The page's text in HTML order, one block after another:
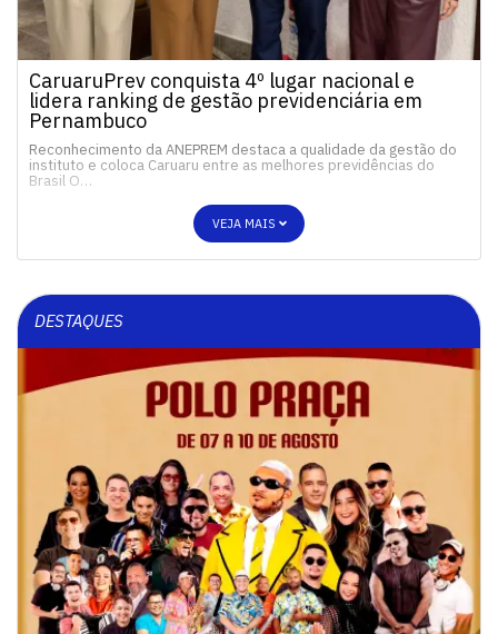
CaruaruPrev conquista 4º lugar nacional e
lidera ranking de gestão previdenciária em
Pernambuco
Reconhecimento da ANEPREM destaca a qualidade da gestão do
instituto e coloca Caruaru entre as melhores previdências do
Brasil O…
VEJA MAIS
DESTAQUES